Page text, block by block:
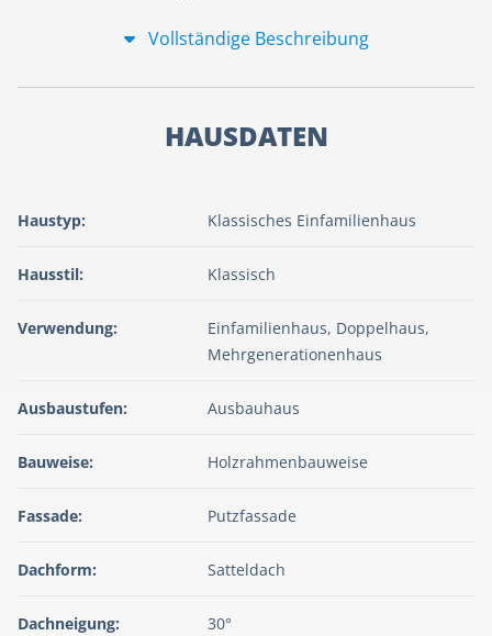
Vollständige Beschreibung
HAUSDATEN
Haustyp: Klassisches Einfamilienhaus
Hausstil: Klassisch
Verwendung:
Einfamilienhaus, Doppelhaus,
Mehrgenerationenhaus
Ausbaustufen: Ausbauhaus
Bauweise: Holzrahmenbauweise
Fassade: Putzfassade
Dachform: Satteldach
Dachneigung: 30°